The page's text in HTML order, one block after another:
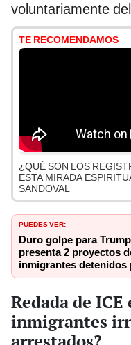
voluntariamente
TE RECOMENDAMOS
¿QUÉ SON LOS
ESTA MIRADA
SANDOVAL
PUEDES VER:
Duro golpe para
presenta 2 proyectos
inmigrantes detenidos
Redada de
inmigrantes